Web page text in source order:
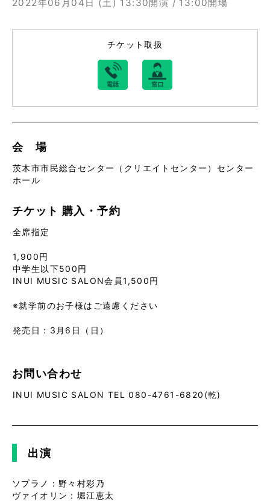
2022年06月04日 (土) 13:30開演 / 13:00開場
チケット取扱
会 場
茨木市市民総合センター（クリエイトセンター）センター
ホール
チケット 購入・予約
全席指定
1,900円
中学生以下500円
INUI MUSIC SALON会員1,500円
※就学前のお子様はご遠慮ください
発売日：3月6日（日）
お問い合わせ
INUI MUSIC SALON TEL 080-4761-6820(乾)
出演
ソプラノ：野々村彩乃
ヴァイオリン：堀江恵太